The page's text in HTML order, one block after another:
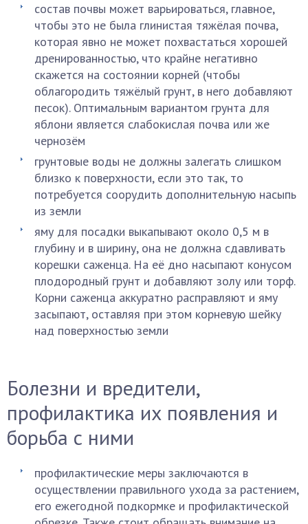
состав почвы может варьироваться, главное,
чтобы это не была глинистая тяжёлая почва,
которая явно не может похвастаться хорошей
дренированностью, что крайне негативно
скажется на состоянии корней (чтобы
облагородить тяжёлый грунт, в него добавляют
песок). Оптимальным вариантом грунта для
яблони является слабокислая почва или же
чернозём
грунтовые воды не должны залегать слишком
близко к поверхности, если это так, то
потребуется соорудить дополнительную насыпь
из земли
яму для посадки выкапывают около 0,5 м в
глубину и в ширину, она не должна сдавливать
корешки саженца. На её дно насыпают конусом
плодородный грунт и добавляют золу или торф.
Корни саженца аккуратно расправляют и яму
засыпают, оставляя при этом корневую шейку
над поверхностью земли
Болезни и вредители,
профилактика их появления и
борьба с ними
профилактические меры заключаются в
осуществлении правильного ухода за растением,
его ежегодной подкормке и профилактической